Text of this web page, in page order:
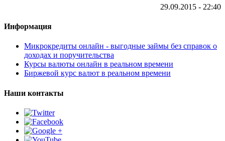
29.09.2015 - 22:40
Информация
Микрокредиты онлайн - выгодные займы без справок о
доходах и поручительства
Курсы валюты онлайн в реальном времени
Биржевой курс валют в реальном времени
Наши контакты